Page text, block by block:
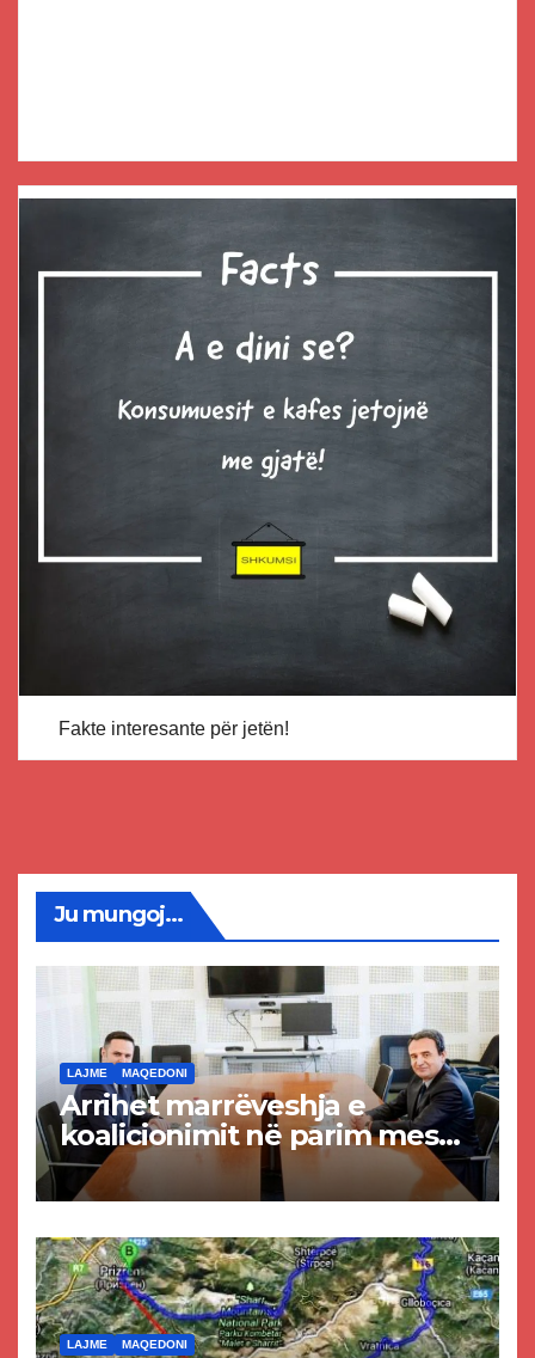
Fakte interesante për jetën!
Ju mungoj...
LAJME MAQEDONI
Arrihet marrëveshja e
koalicionimit në parim mes
Kurtit dhe Abdixhikut
LAJME MAQEDONI